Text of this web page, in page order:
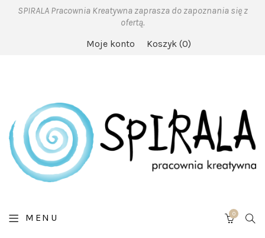
SPIRALA Pracownia Kreatywna zaprasza do zapoznania się z
ofertą.
Moje konto
Koszyk 0
MENU 0